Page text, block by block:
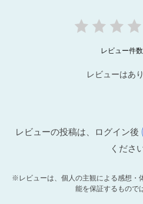
レビュー件
レビューはあ
レビューの投稿は、ログイン後
くださ
※レビューは、個人の主観による感想・
能を保証するもので